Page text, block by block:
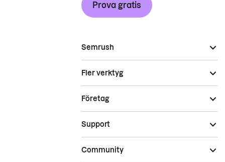
Prova gratis
Semrush
Fler verktyg
Företag
Support
Community